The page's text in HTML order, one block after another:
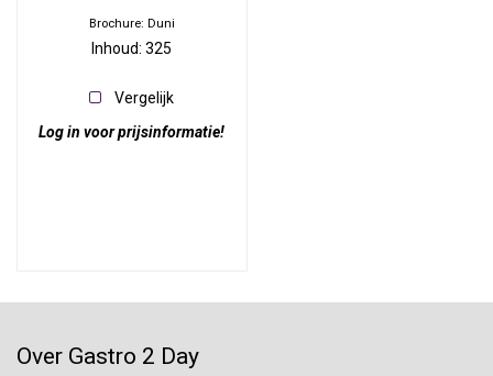
Brochure: Duni
Inhoud: 325
Vergelijk
Log in voor prijsinformatie!
Over Gastro 2 Day